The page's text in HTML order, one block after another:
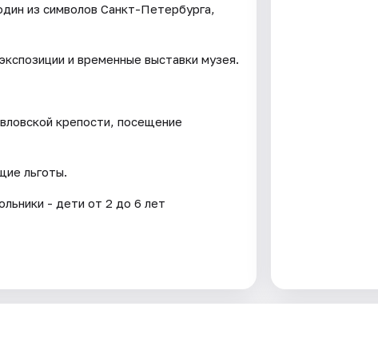
из символов Санкт-Петербурга,
и временные выставки музея.
крепости, посещение
льготы.
- дети от 2 до 6 лет